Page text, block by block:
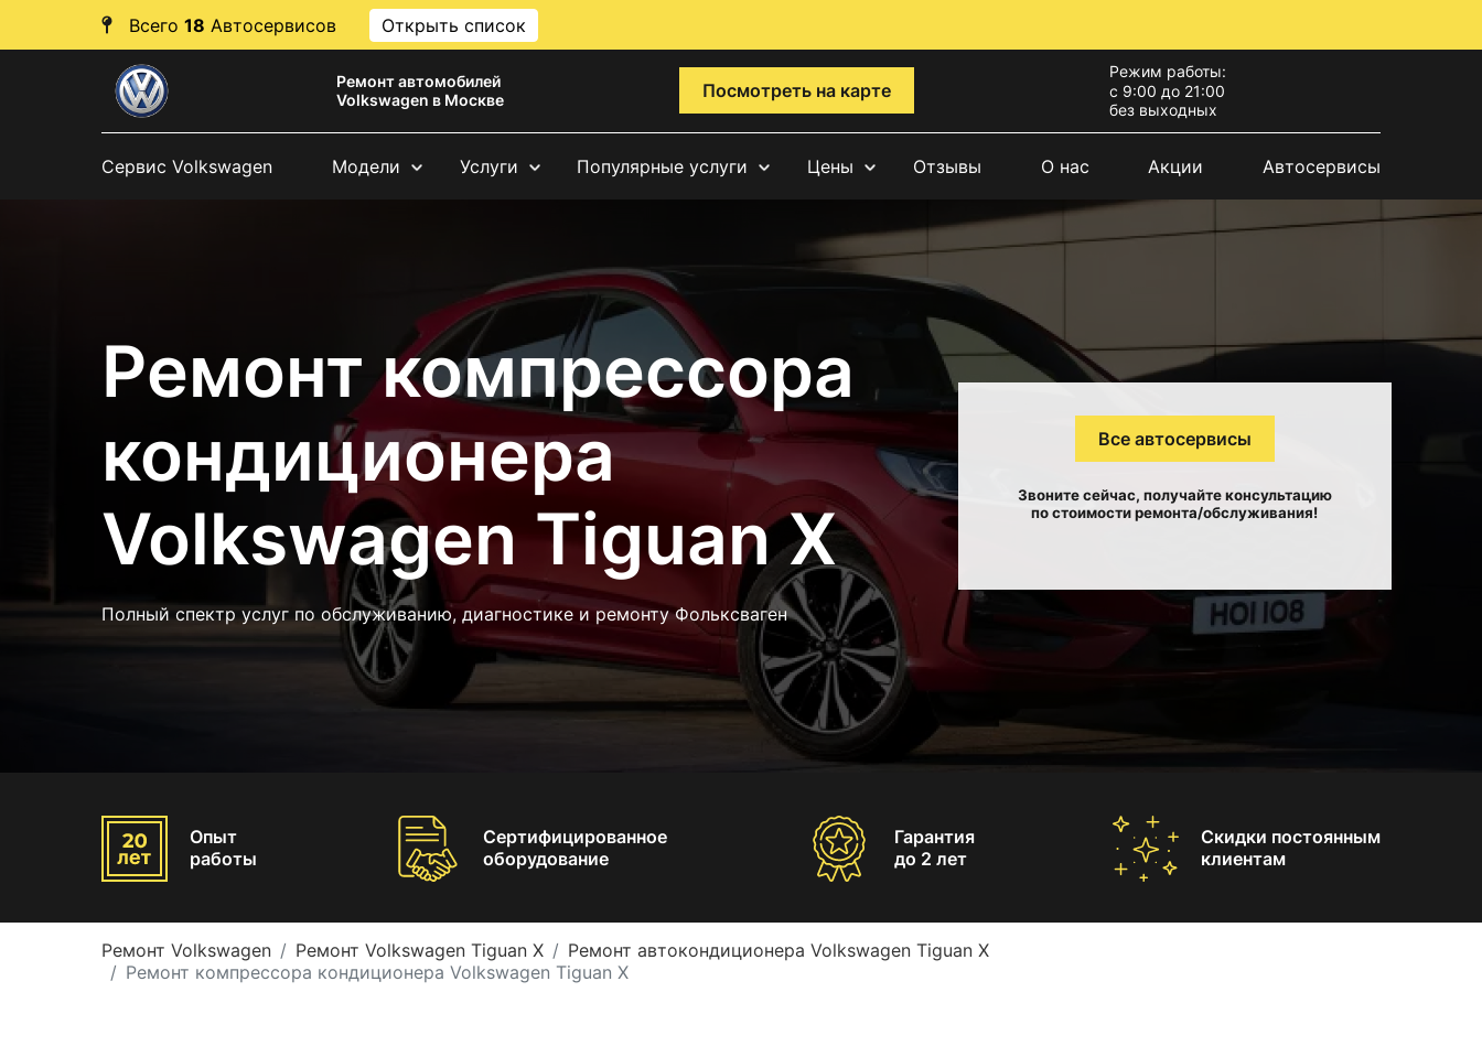
Всего 18 Автосервисов Открыть список
Ремонт автомобилей
Volkswagen в Москве
Посмотреть на карте
Режим работы:
с 9:00 до 21:00
без выходных
Сервис Volkswagen Модели Услуги Популярные услуги Цены Отзывы О нас Акции Автосервисы
Ремонт компрессора
кондиционера
Volkswagen Tiguan X
Полный спектр услуг по обслуживанию, диагностике и ремонту Фольксваген
Все автосервисы
Звоните сейчас, получайте консультацию
по стоимости ремонта/обслуживания!
Опыт
работы
Сертифицированное
оборудование
Гарантия
до 2 лет
Скидки постоянным
клиентам
Ремонт Volkswagen Ремонт Volkswagen Tiguan X
Ремонт автокондиционера Volkswagen Tiguan X
Ремонт компрессора кондиционера Volkswagen Tiguan X